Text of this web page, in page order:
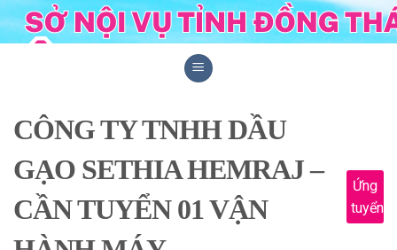
Skip
to
CÔNG TY TNHH DẦU
GẠO SETHIA HEMRAJ –
CẦN TUYỂN 01 VẬN
Ứng
tuyển